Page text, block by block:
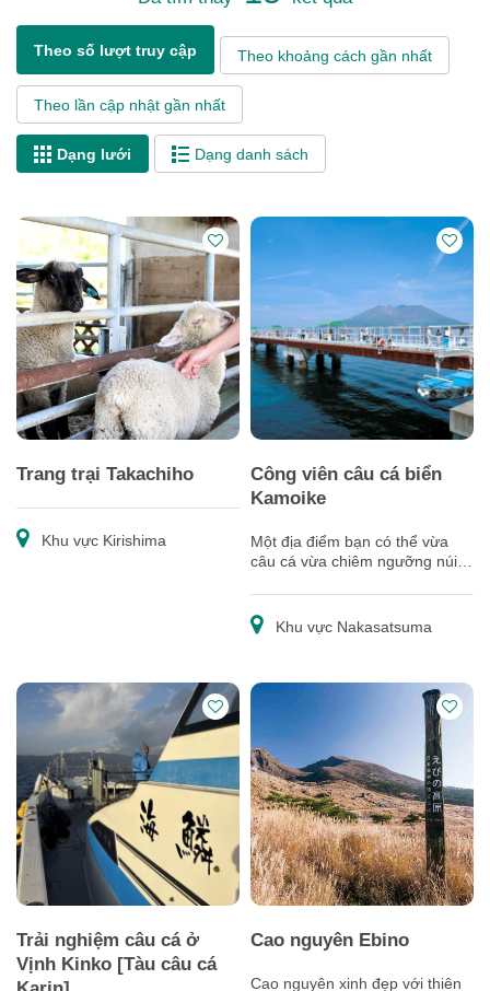
Theo số lượt truy cập Theo khoảng cách gần nhất
Theo lần cập nhật gần nhất
Dạng lưới Dạng danh sách
Trang trại Takachiho
Khu vực Kirishima
Công viên câu cá biển
Kamoike
Một địa điểm bạn có thể vừa
câu cá vừa chiêm ngưỡng núi
Khu vực Nakasatsuma
Trải nghiệm câu cá ở
Vịnh Kinko [Tàu câu cá
Cao nguyên Ebino
Cao nguyên xinh đẹp với thiên